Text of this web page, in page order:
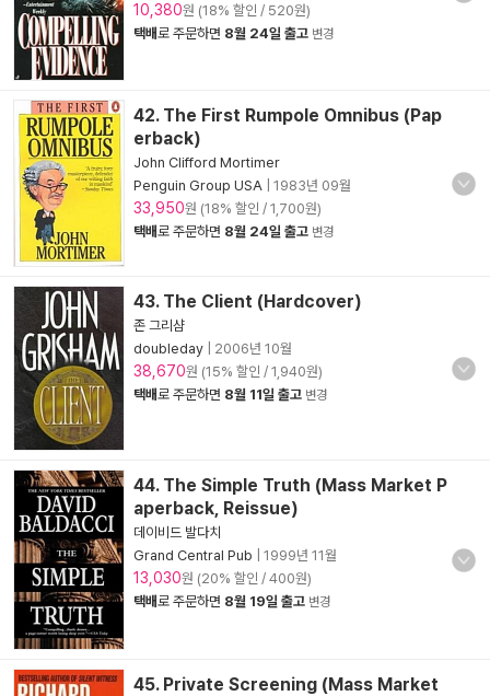
10,380원 (18% 할인 / 520원)
택배로 주문하면 8월 24일 출고 변경
42. The First Rumpole Omnibus (Pap
erback)
John Clifford Mortimer
Penguin Group USA
1983년 09월
33,950원 (18% 할인 / 1,700원)
택배로 주문하면 8월 24일 출고 변경
43. The Client (Hardcover)
존 그리샴
doubleday
2006년 10월
38,670원 (15% 할인 / 1,940원)
택배로 주문하면 8월 11일 출고 변경
44. The Simple Truth (Mass Market P
aperback, Reissue)
데이비드 발다치
Grand Central Pub
1999년 11월
13,030원 (20% 할인 / 400원)
택배로 주문하면 8월 19일 출고 변경
45. Private Screening (Mass Market